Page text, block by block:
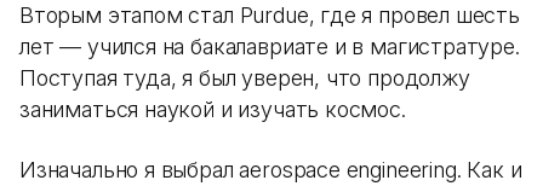
Вторым этапом стал Purdue, где я провел шесть
лет — учился на бакалавриате и в магистратуре.
Поступая туда, я был уверен, что продолжу
заниматься наукой и изучать космос.
Изначально я выбрал aerospace engineering. Как и